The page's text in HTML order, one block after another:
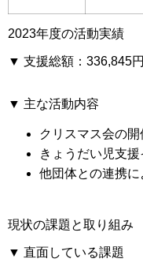
2023年度の活動実績
▼ 支援総額： 336,845円
▼ 主な活動内容
クリスマス会の開
きょうだい児支
他団体との連携
現状の課題と取り組み
▼ 直面している課題